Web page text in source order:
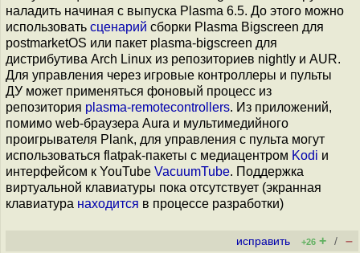
наладить начиная с выпуска Plasma 6.5. До этого можно
использовать сценарий сборки Plasma Bigscreen для
postmarketOS или пакет plasma-bigscreen для
дистрибутива Arch Linux из репозиториев nightly и AUR.
Для управления через игровые контроллеры и пульты
ДУ может применяться фоновый процесс из
репозитория plasma-remotecontrollers. Из приложений,
помимо web-браузера Aura и мультимедийного
проигрывателя Plank, для управления с пульта могут
использоваться flatpak-пакеты с медиацентром Kodi и
интерфейсом к YouTube VacuumTube. Поддержка
виртуальной клавиатуры пока отсутствует (экранная
клавиатура находится в процессе разработки)
исправить +26 + / –